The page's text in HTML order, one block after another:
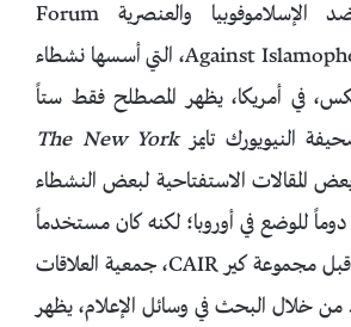
FAIR، المنتدى ضد الإسلاموفوبيا والعنصرية Forum
Against Islamophobia and Racism، التي أسسها نشطاء
في أمريكا، يظهر المصطلح فقط ستاً
النيويورك تايمزThe New York
بعض المقالات الاستفتاحية لبعض النشطاء
للوضع في أوروبا؛ لكنه كان مستخدماً
بصورة منتظمة من قبل مجموعة كير CAIR، جمعية العلاقات
من خلال البحث في وسائل الإعلام، يظهر